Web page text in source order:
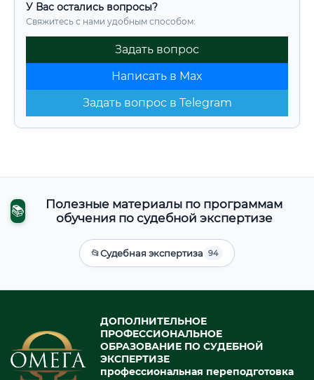
У Вас остались вопросы?
Свяжитесь с нами удобным способом:
Задать вопрос
Написать в Max
Задать вопрос в Telegram
📚
Полезные материалы по программам
обучения по судебной экспертизе
📂Судебная экспертиза 94
ДОПОЛНИТЕЛЬНОЕ
ПРОФЕССИОНАЛЬНОЕ
ОБРАЗОВАНИЕ ПО СУДЕБНОЙ
ЭКСПЕРТИЗЕ
профессиональная переподготовка